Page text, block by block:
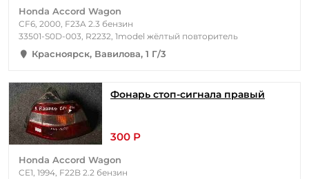
Honda Accord Wagon
CF6, 2000, F23A 2.3 бензин
33501-S0D-003, R2232, 1model жёлтый повторитель
Красноярск, Вавилова, 1 Г/3
Фонарь стоп-сигнала правый
300 Р
Honda Accord Wagon
CE1, 1994, F22B 2.2 бензин